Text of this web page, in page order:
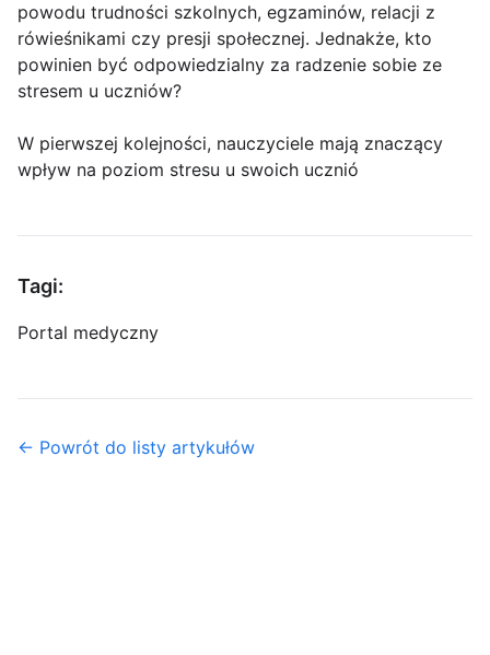
powodu trudności szkolnych, egzaminów, relacji z
rówieśnikami czy presji społecznej. Jednakże, kto
powinien być odpowiedzialny za radzenie sobie ze
stresem u uczniów?
W pierwszej kolejności, nauczyciele mają znaczący
wpływ na poziom stresu u swoich ucznió
Tagi:
Portal medyczny
← Powrót do listy artykułów